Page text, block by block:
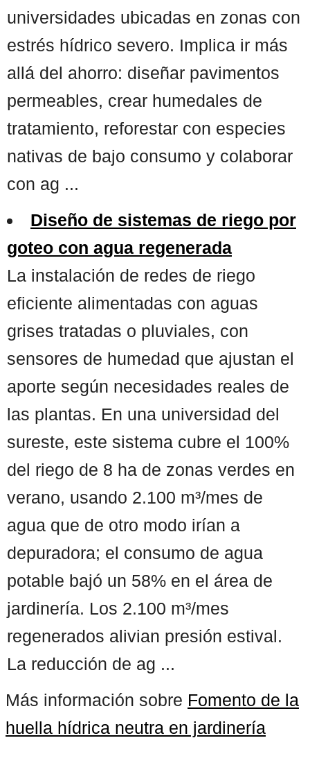
universidades ubicadas en zonas con
estrés hídrico severo. Implica ir más
allá del ahorro: diseñar pavimentos
permeables, crear humedales de
tratamiento, reforestar con especies
nativas de bajo consumo y colaborar
con ag ...
Diseño de sistemas de riego por
goteo con agua regenerada
La instalación de redes de riego
eficiente alimentadas con aguas
grises tratadas o pluviales, con
sensores de humedad que ajustan el
aporte según necesidades reales de
las plantas. En una universidad del
sureste, este sistema cubre el 100%
del riego de 8 ha de zonas verdes en
verano, usando 2.100 m³/mes de
agua que de otro modo irían a
depuradora; el consumo de agua
potable bajó un 58% en el área de
jardinería. Los 2.100 m³/mes
regenerados alivian presión estival.
La reducción de ag ...
Más información sobre Fomento de la
huella hídrica neutra en jardinería